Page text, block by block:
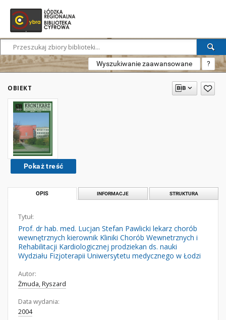
Wyszukiwanie zaawansowane ?
OBIEKT
Pokaż treść
OPIS INFORMACJE STRUKTURA
Tytuł:
Prof. dr hab. med. Lucjan Stefan Pawlicki lekarz chorób
wewnętrznych kierownik Kliniki Chorób Wewnetrznych i
Rehabilitacji Kardiologicznej prodziekan ds. nauki
Wydziału Fizjoterapii Uniwersytetu medycznego w Łodzi
Autor:
Żmuda, Ryszard
Data wydania:
2004